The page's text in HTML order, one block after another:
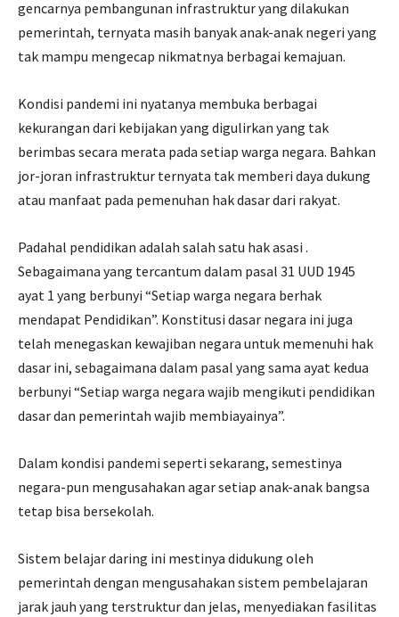
gencarnya pembangunan infrastruktur yang dilakukan
pemerintah, ternyata masih banyak anak-anak negeri yang
tak mampu mengecap nikmatnya berbagai kemajuan.
Kondisi pandemi ini nyatanya membuka berbagai
kekurangan dari kebijakan yang digulirkan yang tak
berimbas secara merata pada setiap warga negara. Bahkan
jor-joran infrastruktur ternyata tak memberi daya dukung
atau manfaat pada pemenuhan hak dasar dari rakyat.
Padahal pendidikan adalah salah satu hak asasi .
Sebagaimana yang tercantum dalam pasal 31 UUD 1945
ayat 1 yang berbunyi “Setiap warga negara berhak
mendapat Pendidikan”. Konstitusi dasar negara ini juga
telah menegaskan kewajiban negara untuk memenuhi hak
dasar ini, sebagaimana dalam pasal yang sama ayat kedua
berbunyi “Setiap warga negara wajib mengikuti pendidikan
dasar dan pemerintah wajib membiayainya”.
Dalam kondisi pandemi seperti sekarang, semestinya
negara-pun mengusahakan agar setiap anak-anak bangsa
tetap bisa bersekolah.
Sistem belajar daring ini mestinya didukung oleh
pemerintah dengan mengusahakan sistem pembelajaran
jarak jauh yang terstruktur dan jelas, menyediakan fasilitas